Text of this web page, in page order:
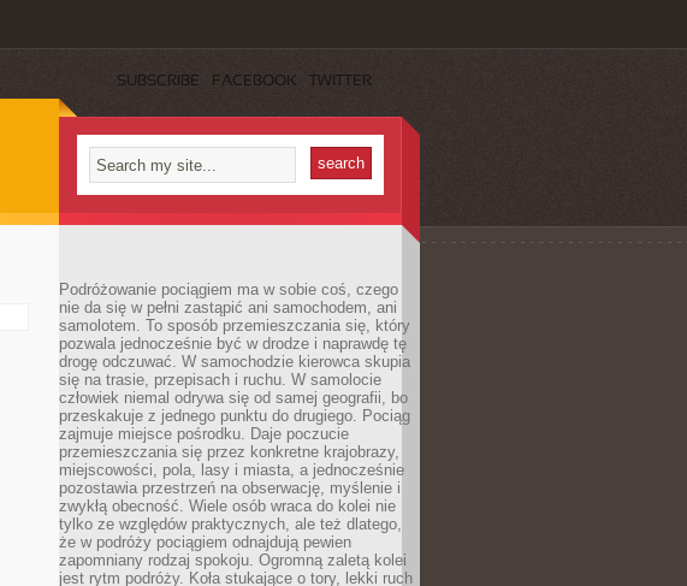
SUBSCRIBE FACEBOOK TWITTER
Podróżowanie pociągiem ma w sobie coś, czego
nie da się w pełni zastąpić ani samochodem, ani
samolotem. To sposób przemieszczania się, który
pozwala jednocześnie być w drodze i naprawdę tę
drogę odczuwać. W samochodzie kierowca skupia
się na trasie, przepisach i ruchu. W samolocie
człowiek niemal odrywa się od samej geografii, bo
przeskakuje z jednego punktu do drugiego. Pociąg
zajmuje miejsce pośrodku. Daje poczucie
przemieszczania się przez konkretne krajobrazy,
miejscowości, pola, lasy i miasta, a jednocześnie
pozostawia przestrzeń na obserwację, myślenie i
zwykłą obecność. Wiele osób wraca do kolei nie
tylko ze względów praktycznych, ale też dlatego,
że w podróży pociągiem odnajdują pewien
zapomniany rodzaj spokoju. Ogromną zaletą kolei
jest rytm podróży. Koła stukające o tory, lekki ruch